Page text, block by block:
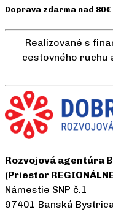
Doprava zdarma nad 80€
Realizované s
cestovného ruchu
Rozvojová agentúra
(Priestor
Námestie SNP č.1
97401 Banská